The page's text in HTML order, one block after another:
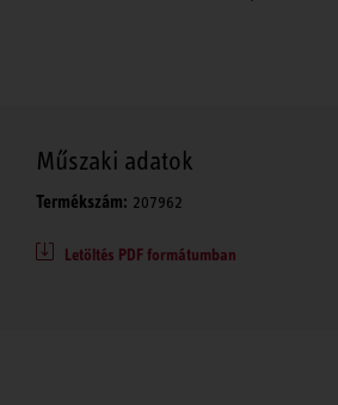
Műszaki adatok
Termékszám: 207962
Letöltés PDF formátumban